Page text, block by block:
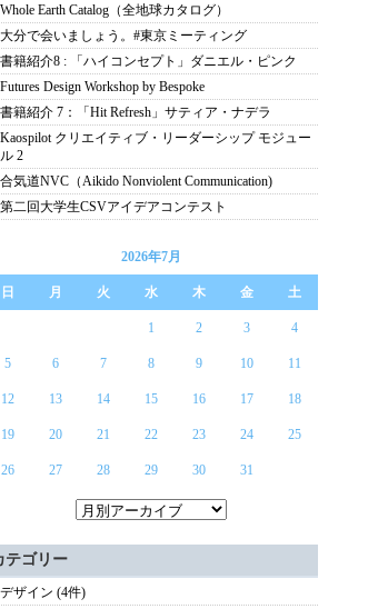
Whole Earth Catalog（全地球カタログ）
大分で会いましょう。#東京ミーティング
書籍紹介8 : 「ハイコンセプト」ダニエル・ピンク
Futures Design Workshop by Bespoke
書籍紹介 7：「Hit Refresh」サティア・ナデラ
Kaospilot クリエイティブ・リーダーシップ モジュー
ル 2
合気道NVC（Aikido Nonviolent Communication)
第二回大学生CSVアイデアコンテスト
2026年7月
日 月 火 水 木 金 土
1 2 3 4
5 6 7 8 9 10 11
12 13 14 15 16 17 18
19 20 21 22 23 24 25
26 27 28 29 30 31
テゴリー
デザイン (4件)